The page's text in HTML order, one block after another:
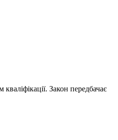
Закон передбачає